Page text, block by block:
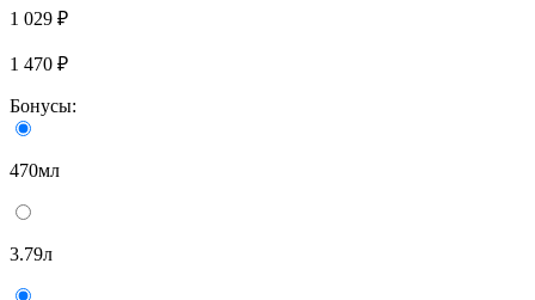
1 029 ₽
1 470 ₽
Бонусы:
470мл
3.79л